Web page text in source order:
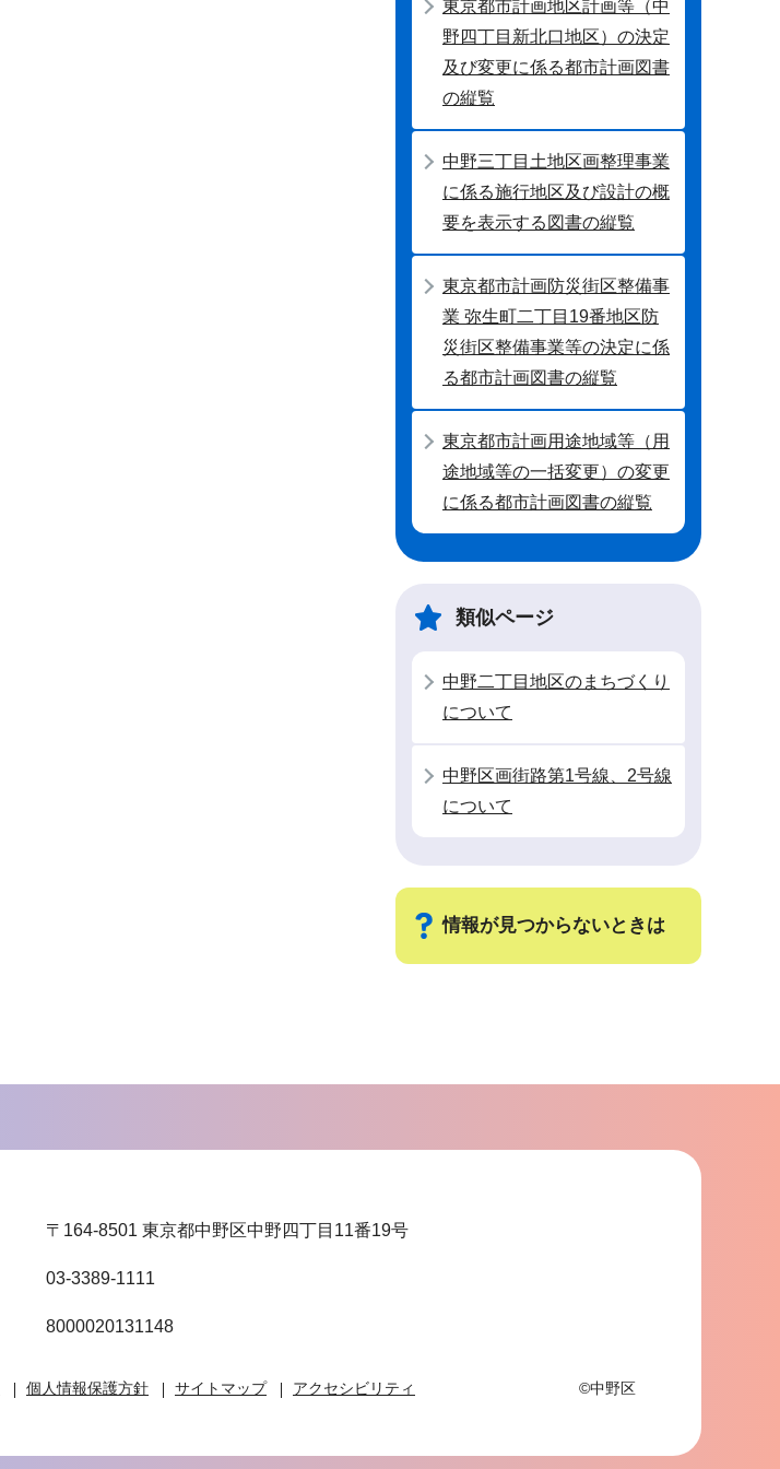
東京都市計画地区計画等（中
野四丁目新北口地区）の決定
及び変更に係る都市計画図書
の縦覧
中野三丁目土地区画整理事業
に係る施行地区及び設計の概
要を表示する図書の縦覧
東京都市計画防災街区整備事
業 弥生町二丁目19番地区防
災街区整備事業等の決定に係
る都市計画図書の縦覧
東京都市計画用途地域等（用
途地域等の一括変更）の変更
に係る都市計画図書の縦覧
類似ページ
中野二丁目地区のまちづくり
について
中野区画街路第1号線、2号線
について
情報が見つからないときは
ー
〒164-8501 東京都中野区中野四丁目11番19号
03-3389-1111
8000020131148
個人情報保護方針 サイトマップ アクセシビリティ ©中野区